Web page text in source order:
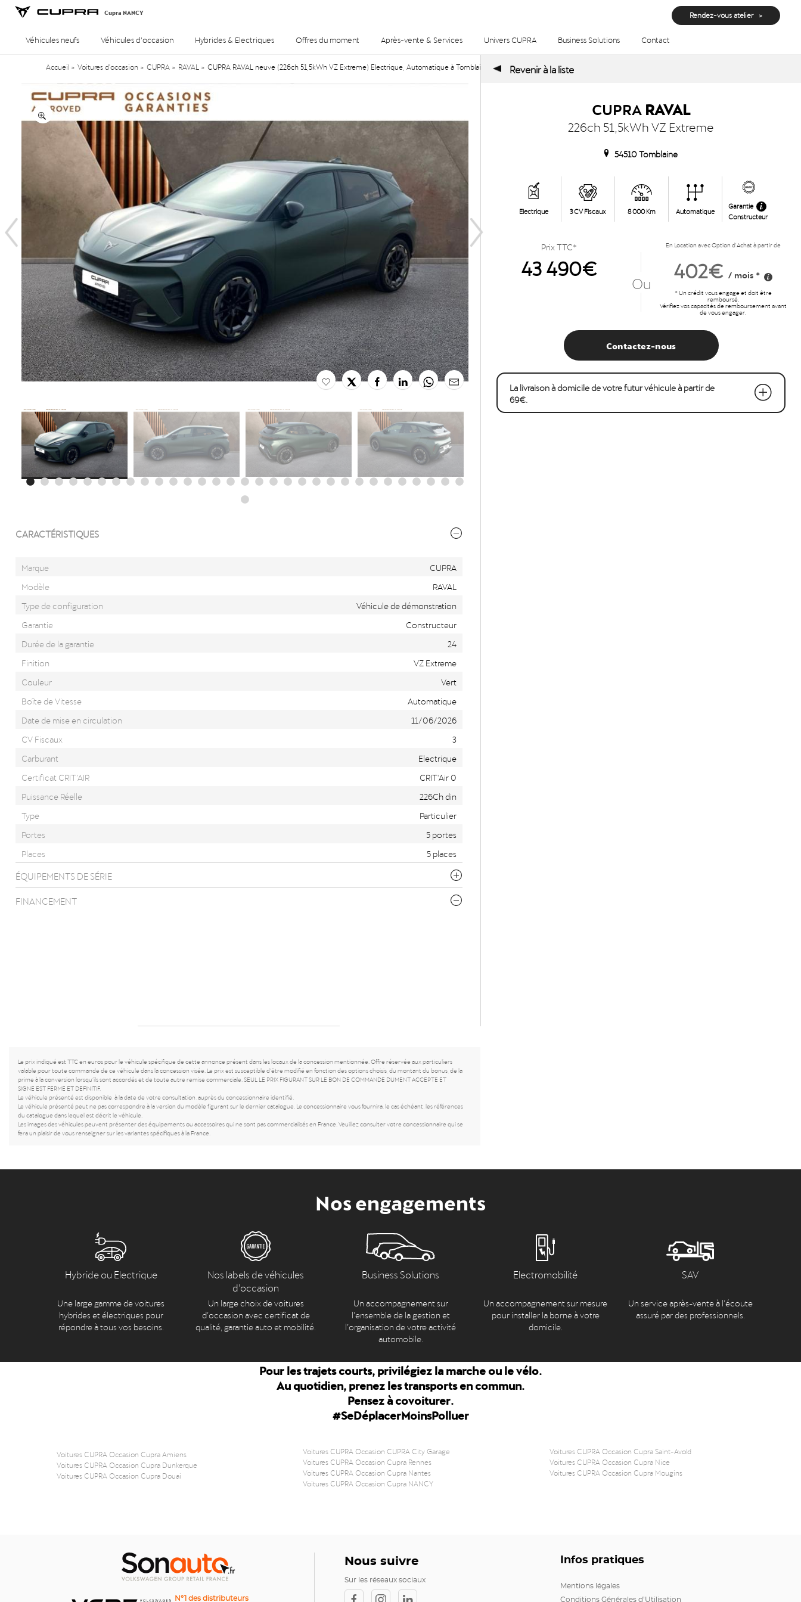
Cupra NANCY Rendez-vous atelier
Véhicules neufs Véhicules d’occasion Hybrides & Electriques Offres du moment Après-vente & Services Univers CUPRA Business Solutions Contact
Accueil > Voitures d'occasion > CUPRA > RAVAL > CUPRA RAVAL neuve (226ch 51,5kWh VZ Extreme) Electrique, Automatique à Tomblaine
CARACTÉRISTIQUES
Marque
CUPRA
Modèle
RAVAL
Type de configuration
Véhicule de démonstration
Garantie
Constructeur
Durée de la garantie
24
Finition
VZ Extreme
Couleur
Vert
Boîte de Vitesse
Automatique
Date de mise en circulation
11/06/2026
CV Fiscaux
3
Carburant
Electrique
Certificat CRIT’AIR
CRIT'Air 0
Puissance Réelle
226Ch din
Type
Particulier
Portes
5 portes
Places
5 places
ÉQUIPEMENTS DE SÉRIE
FINANCEMENT
Revenir à la liste
CUPRA RAVAL
226ch 51,5kWh VZ Extreme
54510 Tomblaine
Electrique 3 CV Fiscaux 8 000 Km Automatique
Garantie
Constructeur
Prix TTC*
43 490€
Ou
En Location avec Option d'Achat à partir de
402€ / mois *
* Un crédit vous engage et doit être
remboursé.
Vérifiez vos capacités de remboursement avant
de vous engager.
Contactez-nous
La livraison à domicile de votre futur véhicule à partir de
69€.
Le prix indiqué est TTC en euros pour le véhicule spécifique de cette annonce présent dans les locaux de la concession mentionnée. Offre réservée aux particuliers
valable pour toute commande de ce véhicule dans la concession visée. Le prix est susceptible d’être modifié en fonction des options choisis, du montant du bonus, de la
prime à la conversion lorsqu’ils sont accordés et de toute autre remise commerciale. SEUL LE PRIX FIGURANT SUR LE BON DE COMMANDE DUMENT ACCEPTE ET
SIGNE EST FERME ET DEFINITIF.
Le véhicule présenté est disponible, à la date de votre consultation, auprès du concessionnaire identifié.
Le véhicule présenté peut ne pas correspondre à la version du modèle figurant sur le dernier catalogue. Le concessionnaire vous fournira, le cas échéant, les références
du catalogue dans lequel est décrit le véhicule.
Les images des véhicules peuvent présenter des équipements ou accessoires qui ne sont pas commercialisés en France. Veuillez consulter votre concessionnaire qui se
fera un plaisir de vous renseigner sur les variantes spécifiques à la France.
Nos engagements
Hybride ou Electrique
Une large gamme de voitures
hybrides et électriques pour
répondre à tous vos besoins.
Nos labels de véhicules
d'occasion
Un large choix de voitures
d’occasion avec certificat de
qualité, garantie auto et mobilité.
Business Solutions
Un accompagnement sur
l’ensemble de la gestion et
l’organisation de votre activité
automobile.
Electromobilité
Un accompagnement sur mesure
pour installer la borne à votre
domicile.
SAV
Un service après-vente à l’écoute
assuré par des professionnels.
Pour les trajets courts, privilégiez la marche ou le vélo.
Au quotidien, prenez les transports en commun.
Pensez à covoiturer.
#SeDéplacerMoinsPolluer
Voitures CUPRA Occasion Cupra Amiens
Voitures CUPRA Occasion Cupra Dunkerque
Voitures CUPRA Occasion Cupra Douai
Voitures CUPRA Occasion CUPRA City Garage
Voitures CUPRA Occasion Cupra Rennes
Voitures CUPRA Occasion Cupra Nantes
Voitures CUPRA Occasion Cupra NANCY
Voitures CUPRA Occasion Cupra Saint-Avold
Voitures CUPRA Occasion Cupra Nice
Voitures CUPRA Occasion Cupra Mougins
N°1 des distributeurs
Nous suivre
Sur les réseaux sociaux
Infos pratiques
Mentions légales
Conditions Générales d’Utilisation